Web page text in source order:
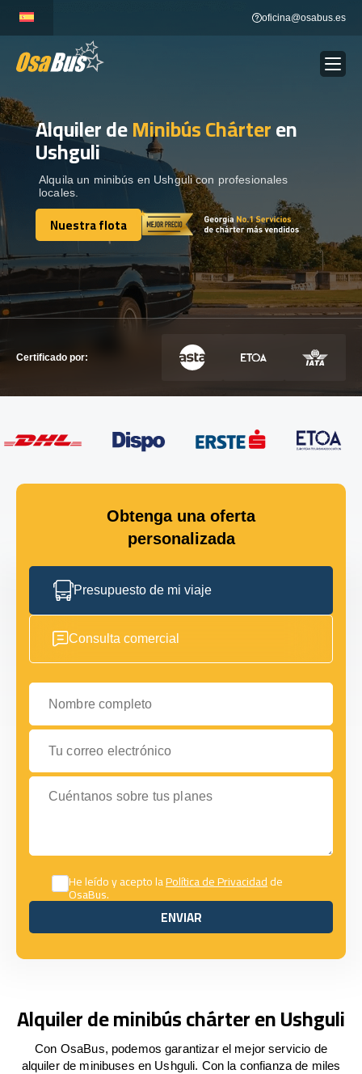
content
oficina@osabus.es
ALQUILER DE AUTOCARES Show dropdown
DESTINOS
RECORRIDAS Show dropdown
Alquiler deMinibús Chárteren
Ushguli
Alquila un minibús en Ushguli con profesionales
locales.
Nuestra flota
Nuestra flota
Certificado por:
Obtenga una oferta
personalizada
Presupuesto de mi viaje
Consulta comercial
Nombre completo
Tu correo electrónico
Cuéntanos sobre tus planes
He leído y acepto laPolítica de Privacidadde
OsaBus.
ENVIAR
ENVIAR
Alquiler de minibús chárter en Ushguli
Con OsaBus, podemos garantizar el mejor servicio de
alquiler de minibuses en Ushguli. Con la confianza de miles